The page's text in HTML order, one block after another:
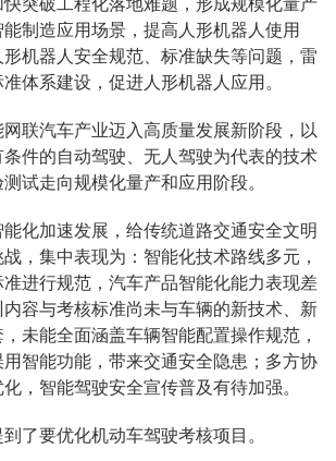
突破工程化落地难题，形成规模化量产
制造应用场景，提高人形机器人使用
机器人安全规范、标准缺失等问题，雷
体系建设，促进人形机器人应用。
联汽车产业迈入高质量发展新阶段，以
件的自动驾驶、无人驾驶为代表的技术
试走向规模化量产和应用阶段。
化加速发展，给传统道路交通安全文明
，集中表现为：智能化技术路线多元，
准进行规范，汽车产品智能化能力表现差
容与考核标准尚未与车辆的新技术、新
未能全面涵盖车辆智能配置操作规范，
智能功能，带来交通安全隐患；多方协
，智能驾驶安全宣传普及有待加强。
了要优化机动车驾驶考核项目。